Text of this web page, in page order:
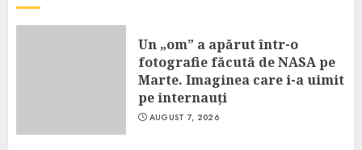
Un „om” a apărut într-o
fotografie făcută de NASA pe
Marte. Imaginea care i-a uimit
pe internauți
AUGUST 7, 2026